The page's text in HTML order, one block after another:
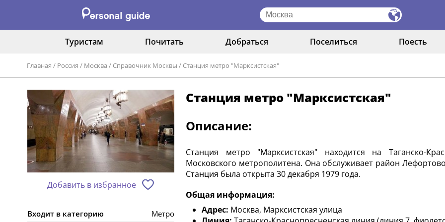
Туристам Почитать Добраться Поселиться Поесть
Главная / Россия / Москва / Справочник Москвы / Станция метро "Марксистская"
Добавить в избранное
Входит в категорию Метро
Станция метро "Марксистская"
Описание:
Станция метро "Марксистская" находится на Таганско-
Московского метрополитена. Она обслуживает район
Станция была открыта 30 декабря 1979 года.
Общая информация:
Адрес: Москва, Марксистская улица